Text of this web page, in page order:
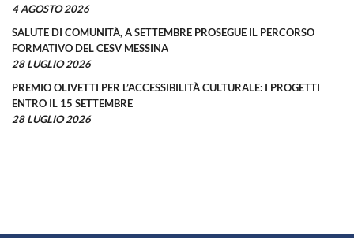
4 AGOSTO 2026
SALUTE DI COMUNITÀ, A SETTEMBRE PROSEGUE IL PERCORSO
FORMATIVO DEL CESV MESSINA
28 LUGLIO 2026
PREMIO OLIVETTI PER L’ACCESSIBILITÀ CULTURALE: I PROGETTI
ENTRO IL 15 SETTEMBRE
28 LUGLIO 2026